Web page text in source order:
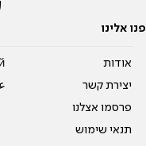
פנו אלינו
אודות
יצירת קשר
פרסמו אצלנו
תנאי שימוש